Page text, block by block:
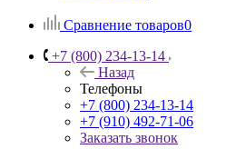
Сравнение товаров0
+7 (800) 234-13-14
Назад
Телефоны
+7 (800) 234-13-14
+7 (910) 492-71-06
Заказать звонок